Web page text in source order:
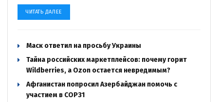
ЧИТАТЬ ДАЛЕЕ
Маск ответил на просьбу Украины
Тайна российских маркетплейсов: почему горит
Wildberries, а Ozon остается невредимым?
Афганистан попросил Азербайджан помочь с
участием в COP31